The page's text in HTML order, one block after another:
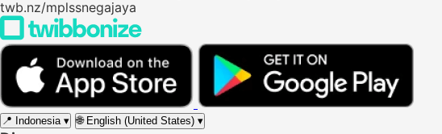
twb.nz/mplssnegajaya
📍 Indonesia ▾ 🌐 English (United States) ▾